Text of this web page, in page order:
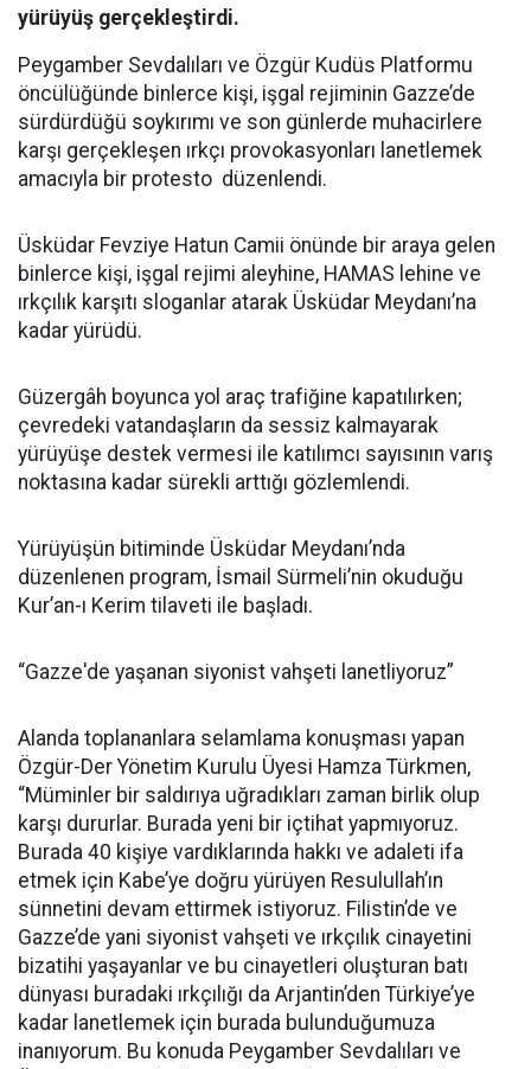
yürüyüş gerçekleştirdi.
Peygamber Sevdalıları ve Özgür Kudüs Platformu
öncülüğünde binlerce kişi, işgal rejiminin Gazze’de
sürdürdüğü soykırımı ve son günlerde muhacirlere
karşı gerçekleşen ırkçı provokasyonları lanetlemek
amacıyla bir protesto düzenlendi.
Üsküdar Fevziye Hatun Camii önünde bir araya gelen
binlerce kişi, işgal rejimi aleyhine, HAMAS lehine ve
ırkçılık karşıtı sloganlar atarak Üsküdar Meydanı’na
kadar yürüdü.
Güzergâh boyunca yol araç trafiğine kapatılırken;
çevredeki vatandaşların da sessiz kalmayarak
yürüyüşe destek vermesi ile katılımcı sayısının varış
noktasına kadar sürekli arttığı gözlemlendi.
Yürüyüşün bitiminde Üsküdar Meydanı’nda
düzenlenen program, İsmail Sürmeli’nin okuduğu
Kur’an-ı Kerim tilaveti ile başladı.
“Gazze'de yaşanan siyonist vahşeti lanetliyoruz”
Alanda toplananlara selamlama konuşması yapan
Özgür-Der Yönetim Kurulu Üyesi Hamza Türkmen,
“Müminler bir saldırıya uğradıkları zaman birlik olup
karşı dururlar. Burada yeni bir içtihat yapmıyoruz.
Burada 40 kişiye vardıklarında hakkı ve adaleti ifa
etmek için Kabe’ye doğru yürüyen Resulullah’ın
sünnetini devam ettirmek istiyoruz. Filistin’de ve
Gazze’de yani siyonist vahşeti ve ırkçılık cinayetini
bizatihi yaşayanlar ve bu cinayetleri oluşturan batı
dünyası buradaki ırkçılığı da Arjantin’den Türkiye’ye
kadar lanetlemek için burada bulunduğumuza
inanıyorum. Bu konuda Peygamber Sevdalıları ve